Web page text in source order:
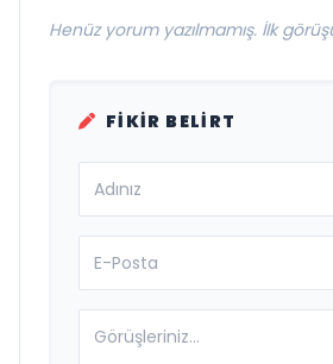
Henüz yorum yazılmamış. İlk
FIKIR BELIRT